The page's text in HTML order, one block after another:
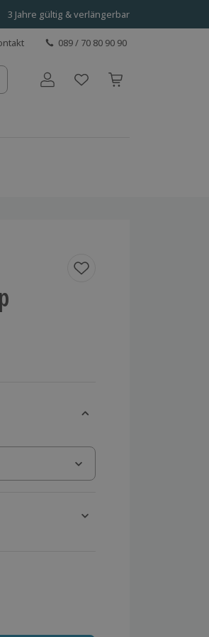
3 Jahre gültig & verlängerbar
089 / 70 80 90 90
Benutzerkonto